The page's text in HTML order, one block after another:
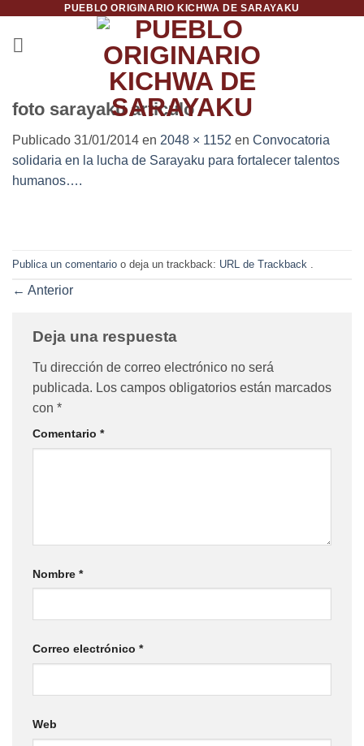
contenido
PUEBLO ORIGINARIO KICHWA DE SARAYAKU
foto sarayaku articulo
Publicado 31/01/2014 en 2048 × 1152 en Convocatoria
solidaria en la lucha de Sarayaku para fortalecer talentos
humanos….
Publica un comentario o deja un trackback: URL de Trackback
← Anterior
Deja una respuesta
Tu dirección de correo electrónico no será
publicada. Los campos obligatorios están marcados
con *
Comentario *
Nombre *
Correo electrónico *
Web